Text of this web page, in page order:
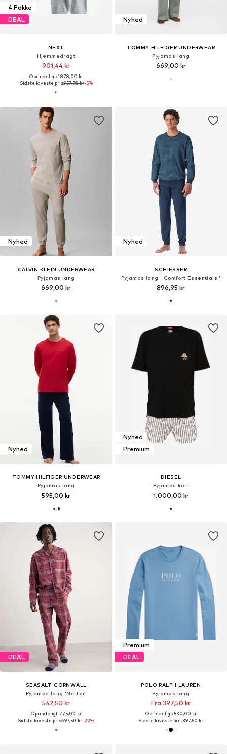
4 Pakke
DEAL
NEXT
Hjemmedragt
901,44 kr
Oprindeligt: 1.878,00 kr
Sidste laveste pris:957,78 kr-5%
Nyhed
TOMMY HILFIGER UNDERWEAR
Pyjamas lang
669,00 kr
Nyhed
CALVIN KLEIN UNDERWEAR
Pyjamas lang
669,00 kr
Nyhed
SCHIESSER
Pyjamas lang ' Comfort Essentials '
896,95 kr
Nyhed
TOMMY HILFIGER UNDERWEAR
Pyjamas lang
595,00 kr
Nyhed
Premium
DIESEL
Pyjamas kort
1.000,00 kr
DEAL
SEASALT CORNWALL
Pyjamas lang 'Netter'
542,50 kr
Oprindeligt: 775,00 kr
Sidste laveste pris:697,50 kr-22%
Premium
DEAL
POLO RALPH LAUREN
Pyjamas lang
Fra 397,50 kr
Oprindeligt: 530,00 kr
Sidste laveste pris:397,50 kr